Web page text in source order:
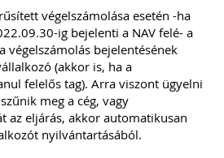
tevékenységek egyik kiemelt
időszaka a nyári szezon, amikor
szabadtéren is megrendezésre
kerülhetnek a különféle – gyakran
tematikus – vásárok. Írásunk
fókuszába azt az esetkört helyezzük,
amikor egy külföldi termelő,
gazdálkodó szeretné áruját belföldön
értékesíteni. Megvizsgáljuk, hogy
ehhez az érintett személynek milyen
végelszámolása esetén -ha
ig bejelenti a NAV felé- a
végelszámolás bejelentésének
(akkor is, ha a
felelős tag). Arra viszont ügyelni
meg a cég, vagy
az eljárás, akkor automatikusan
nyilvántartásából.